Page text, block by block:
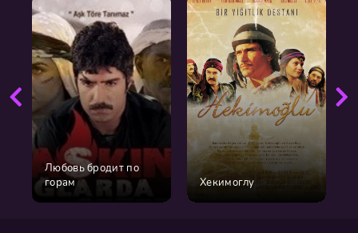
Любовь бродит по
горам
Хекимоглу